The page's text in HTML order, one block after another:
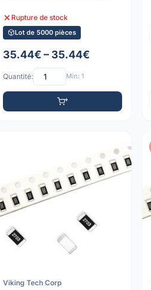
Rupture de stock
Lot de 5000 pièces
35.44€ – 35.44€
Quantité: Min: 1
Viking Tech Corp